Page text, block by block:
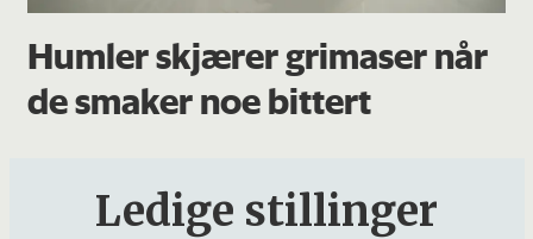
Humler skjærer grimaser når
de smaker noe bittert
Ledige stillinger